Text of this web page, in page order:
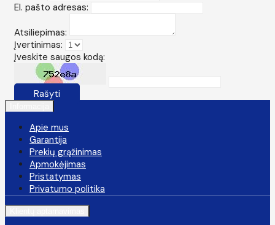
El. pašto adresas:
Atsiliepimas:
Įvertinimas:
Įveskite saugos kodą:
Rašyti
Apie mus
Garantija
Prekių grąžinimas
Apmokėjimas
Pristatymas
Privatumo politika